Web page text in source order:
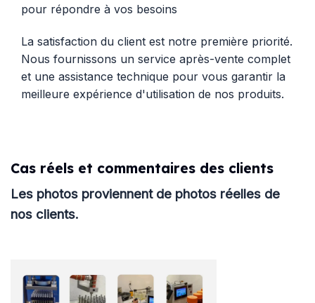
pour répondre à vos besoins
La satisfaction du client est notre première priorité.
Nous fournissons un service après-vente complet
et une assistance technique pour vous garantir la
meilleure expérience d'utilisation de nos produits.
Cas réels et commentaires des clients
Les photos proviennent de photos réelles de
nos clients.